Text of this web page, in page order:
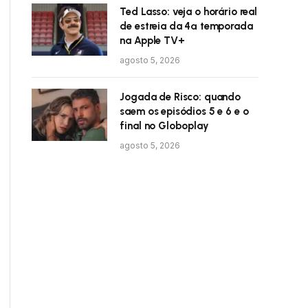
Ted Lasso: veja o horário real
de estreia da 4ª temporada
na Apple TV+
agosto 5, 2026
Jogada de Risco: quando
saem os episódios 5 e 6 e o
final no Globoplay
agosto 5, 2026